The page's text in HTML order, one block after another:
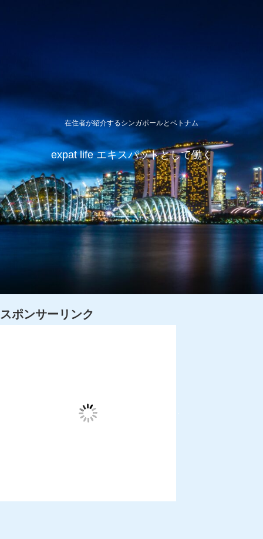
在住者が紹介するシンガポールとベトナム
expat life エキスパットとして働く
スポンサーリンク